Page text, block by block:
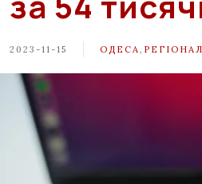
2023-11-15 ОДЕСА